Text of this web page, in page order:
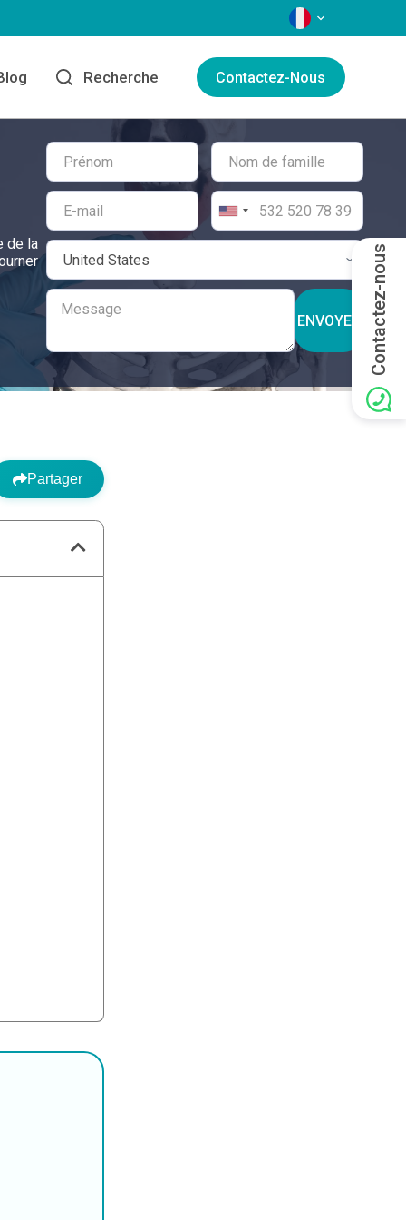
LANGAGES
Recherche Contactez-Nous
de la
ENVOYER
Partager
Contactez-nous